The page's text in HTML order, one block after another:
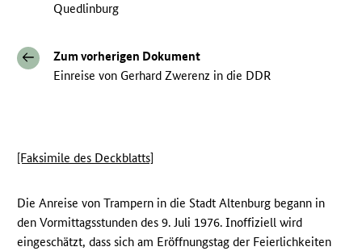
Quedlinburg
Zum vorherigen Dokument
Einreise von Gerhard Zwerenz in die DDR
[Faksimile des Deckblatts]
Die Anreise von Trampern in die Stadt Altenburg begann in
den Vormittagsstunden des 9. Juli 1976. Inoffiziell wird
eingeschätzt, dass sich am Eröffnungstag der Feierlichkeiten